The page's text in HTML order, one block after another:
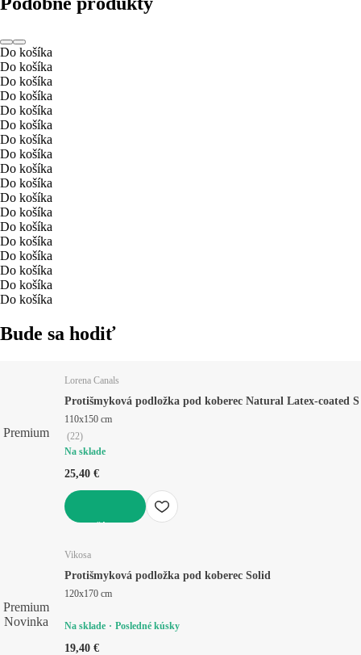
Do košíka
Do košíka
Do košíka
Do košíka
Do košíka
Do košíka
Do košíka
Do košíka
Do košíka
Do košíka
Do košíka
Do košíka
Do košíka
Do košíka
Do košíka
Do košíka
Do košíka
Do košíka
Bude sa hodiť
Premium
Lorena Canals
Protišmyková podložka pod koberec Natural Latex-coated S
110x150 cm
(22)
Na sklade
25,40 €
Premium
Novinka
Vikosa
Protišmyková podložka pod koberec Solid
120x170 cm
Na sklade Posledné kúsky
19,40 €